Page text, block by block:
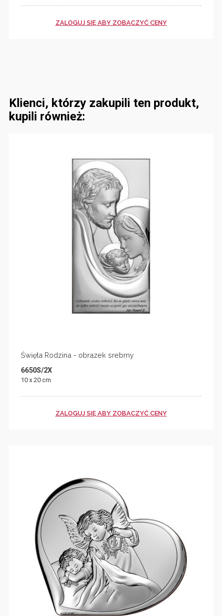
ZALOGUJ SIĘ ABY ZOBACZYĆ CENY
Klienci, którzy zakupili ten produkt,
kupili również:
Święta Rodzina - obrazek srebrny
6650S/2X
10 x 20 cm
ZALOGUJ SIĘ ABY ZOBACZYĆ CENY